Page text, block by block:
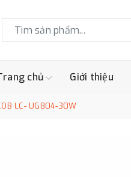
chủ Giới thiệu
LC- UG804-30W